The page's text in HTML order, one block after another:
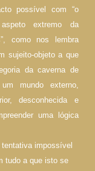
possível com “o
extremo da
como nos lembra
sujeito-objeto a que
da caverna de
mundo externo,
desconhecida e
uma lógica
impossível
tudo a que isto se